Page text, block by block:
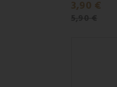
3,90 €